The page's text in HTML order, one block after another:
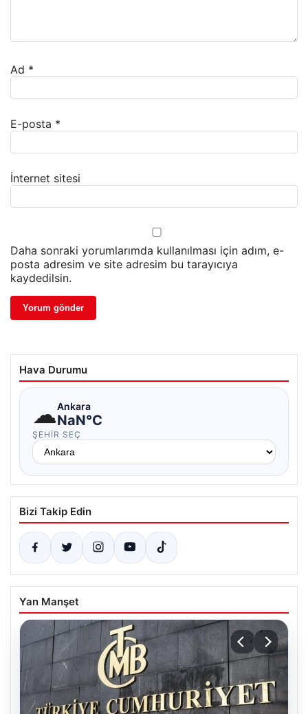
Ad *
E-posta *
İnternet sitesi
Daha sonraki yorumlarımda kullanılması için adım, e-
posta adresim ve site adresim bu tarayıcıya
kaydedilsin.
Hava Durumu
☁Ankara
NaN°C
ŞEHIR SEÇ
Bizi Takip Edin
Yan Manşet